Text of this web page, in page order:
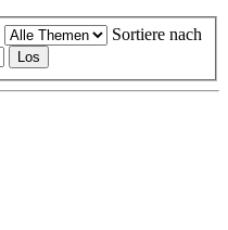
Sortiere nach